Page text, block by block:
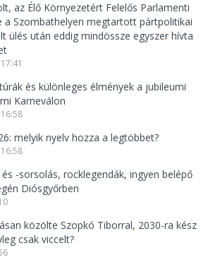
az Élő Környezetért Felelős Parlamenti
a Szombathelyen megtartott pártpolitikai
ülés után eddig mindössze egyszer hívta
és különleges élmények a jubileumi
Karneválon
melyik nyelv hozza a legtöbbet?
-sorsolás, rocklegendák, ingyen belépő
Diósgyőrben
közölte Szopkó Tiborral, 2030-ra kész
csak viccelt?